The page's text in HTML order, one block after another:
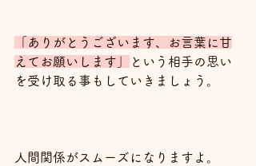
「ありがとうございます、お言葉に甘
えてお願いします」
という相手の思い
を受け取る事もしていきましょう。
人間関係がスムーズになりますよ。